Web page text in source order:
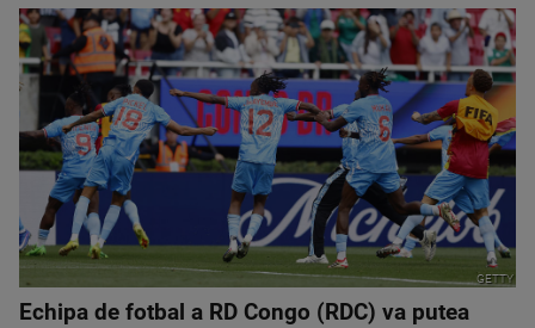
GETTY
Echipa de fotbal a RD Congo (RDC) va putea